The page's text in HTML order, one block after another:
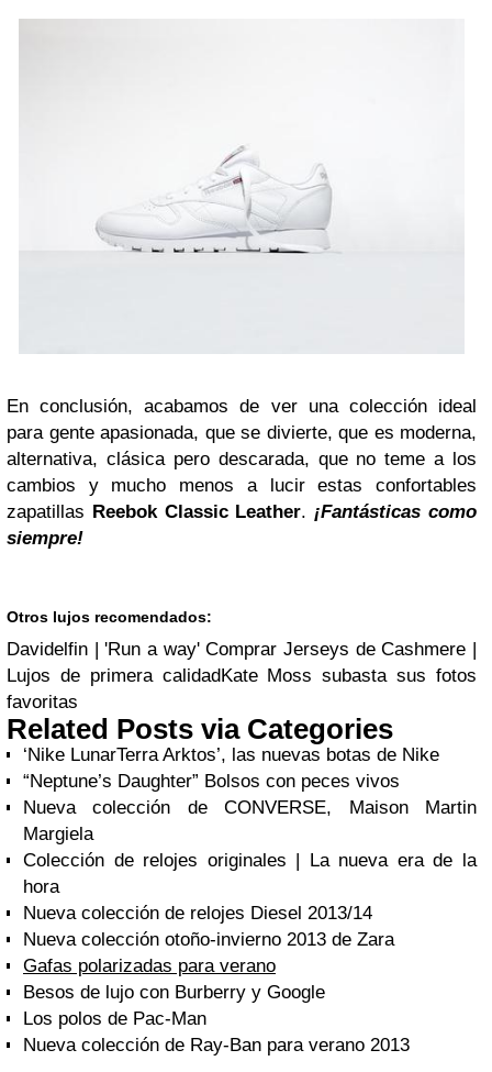
En conclusión, acabamos de ver una colección ideal
para gente apasionada, que se divierte, que es moderna,
alternativa, clásica pero descarada, que no teme a los
cambios y mucho menos a lucir estas confortables
zapatillas Reebok Classic Leather. ¡Fantásticas como
siempre!
Otros lujos recomendados:
Davidelfin | 'Run a way' Comprar Jerseys de Cashmere |
Lujos de primera calidadKate Moss subasta sus fotos
favoritas
Related Posts via Categories
‘Nike LunarTerra Arktos’, las nuevas botas de Nike
“Neptune’s Daughter” Bolsos con peces vivos
Nueva colección de CONVERSE, Maison Martin
Margiela
Colección de relojes originales | La nueva era de la
hora
Nueva colección de relojes Diesel 2013/14
Nueva colección otoño-invierno 2013 de Zara
Gafas polarizadas para verano
Besos de lujo con Burberry y Google
Los polos de Pac-Man
Nueva colección de Ray-Ban para verano 2013